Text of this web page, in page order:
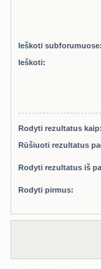
Ieškoti subforumuose:
Ieškoti:
Rodyti rezultatus kaip:
Rūšiuoti rezultatus
Rodyti rezultatus iš
Rodyti pirmus: